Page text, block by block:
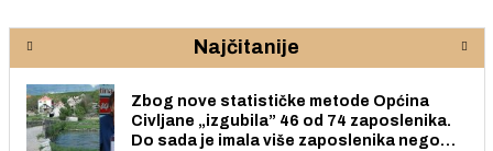
Najčitanije
Zbog nove statističke metode Općina
Civljane „izgubila” 46 od 74 zaposlenika.
Do sada je imala više zaposlenika nego